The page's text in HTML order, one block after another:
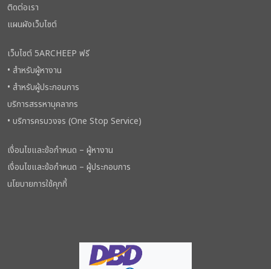
ติดต่อเรา
แผนผังเว็บไซต์
เว็บไซต์ 5ARCHEEP ฟรี
• สำหรับผู้หางาน
• สำหรับผู้ประกอบการ
บริการสรรหาบุคลากร
• บริการครบวงจร (One Stop Service)
เงื่อนไขและข้อกำหนด – ผู้หางาน
เงื่อนไขและข้อกำหนด – ผู้ประกอบการ
นโยบายการใช้คุกกี้